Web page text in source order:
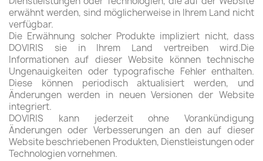
erwähnt werden, sind möglicherweise in Ihrem Land nicht
verfügbar.
Die Erwähnung solcher Produkte impliziert nicht, dass
DOVIRIS sie in Ihrem Land vertreiben wird.Die
Informationen auf dieser Website können technische
Ungenauigkeiten oder typografische Fehler enthalten.
Diese können periodisch aktualisiert werden, und
Änderungen werden in neuen Versionen der Website
integriert.
DOVIRIS kann jederzeit ohne Vorankündigung
Änderungen oder Verbesserungen an den auf dieser
Website beschriebenen Produkten, Dienstleistungen oder
Technologien vornehmen.